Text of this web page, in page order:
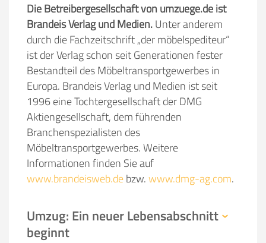
Die Betreibergesellschaft von umzuege.de ist
Brandeis Verlag und Medien.Unter anderem
durch die Fachzeitschrift „der möbelspediteur“
ist der Verlag schon seit Generationen fester
Bestandteil des Möbeltransportgewerbes in
Europa. Brandeis Verlag und Medien ist seit
1996 eine Tochtergesellschaft der DMG
Aktiengesellschaft, dem führenden
Branchenspezialisten des
Möbeltransportgewerbes. Weitere
Informationen finden Sie auf
www.brandeisweb.debzw.www.dmg-ag.com.
Umzug: Ein neuer Lebensabschnitt
beginnt